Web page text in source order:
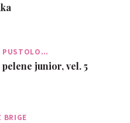
PUSTOLO…
junior, vel. 5
BRIGE